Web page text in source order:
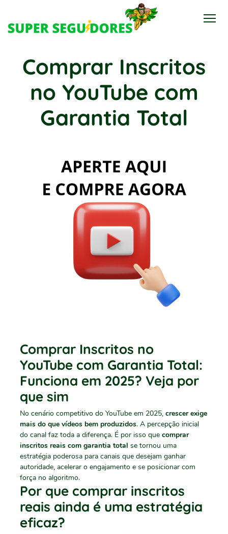
Comprar Inscritos
no YouTube com
Garantia Total
Comprar Inscritos no
YouTube com Garantia Total:
Funciona em 2025? Veja por
que sim
No cenário competitivo do YouTube em 2025, crescer exige
mais do que vídeos bem produzidos. A percepção inicial
do canal faz toda a diferença. É por isso que comprar
inscritos reais com garantia total se tornou uma
estratégia poderosa para canais que desejam ganhar
autoridade, acelerar o engajamento e se posicionar com
força no algoritmo.
Por que comprar inscritos
reais ainda é uma estratégia
eficaz?